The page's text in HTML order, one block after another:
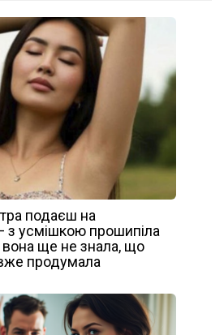
подаєш на
з усмішкою прошипіла
вона ще не знала, що
продумала